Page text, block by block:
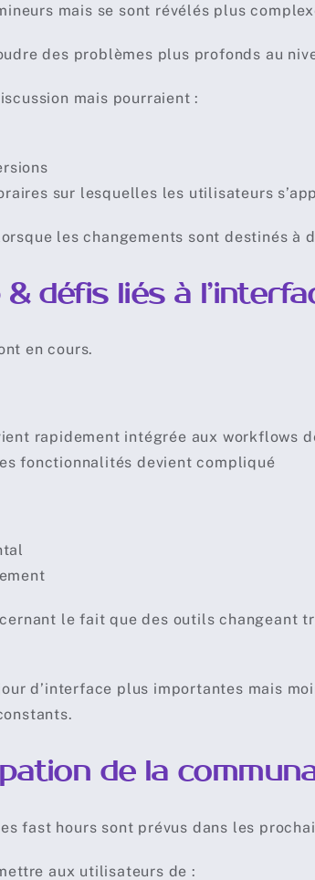
mais se sont révélés plus
des problèmes plus profonds au
mais pourraient :
sur lesquelles les utilisateurs
les changements sont destinés à
défis liés à
en cours.
rapidement intégrée aux workflows
fonctionnalités devient compliqué
le fait que des outils changeant
d’interface plus importantes mais
de la
fast hours sont prévus dans les
aux utilisateurs de :